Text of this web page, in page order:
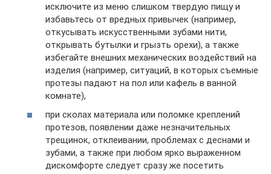
исключите из меню слишком твердую пищу и
избавьтесь от вредных привычек (например,
откусывать искусственными зубами нити,
открывать бутылки и грызть орехи), а также
избегайте внешних механических воздействий на
изделия (например, ситуаций, в которых съемные
протезы падают на пол или кафель в ванной
комнате),
при сколах материала или поломке креплений
протезов, появлении даже незначительных
трещинок, отклеивании, проблемах с деснами и
зубами, а также при любом ярко выраженном
дискомфорте следует сразу же посетить